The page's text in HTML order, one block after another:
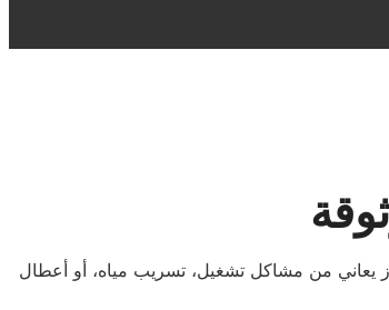
يعاني من مشاكل تشغيل، تسريب مياه، أو أعطال